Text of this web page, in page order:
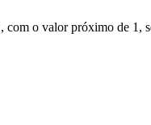
o valor próximo de 1,